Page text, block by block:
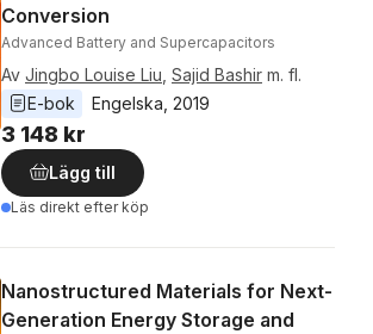
Conversion
Advanced Battery and Supercapacitors
Av Jingbo Louise Liu Sajid Bashir m. fl.
E-bok
Engelska 2019
3 148 kr
Lägg till
Läs direkt efter köp
Nanostructured Materials for Next-
Generation Energy Storage and